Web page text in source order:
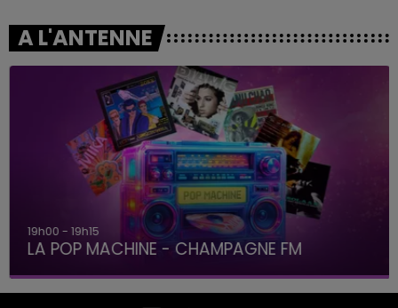
A L'ANTENNE
19h00 - 19h15
LA POP MACHINE - CHAMPAGNE FM